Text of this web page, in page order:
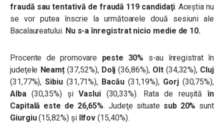
fraudă sau tentativă de fraudă 119 candidaţi. Aceştia nu
se vor putea înscrie la următoarele două sesiuni ale
Bacalaureatului. Nu s-a înregistrat nicio medie de 10.
Procente de promovare peste 30% s-au înregistrat în
judeţele Neamț(37,52%), Dolj (36,86%), Olt(34,32%), Cluj
(31,77%),Sibiu(31,71%), Bacău(31,19%), Gorj(30,75%),
Alba(30,35%) șiVaslui(30,33%). Rata de reușităîn
Capitală este de 26,65%. Judeţe situate sub 20% sunt
Giurgiu(15,82%) și Ilfov (15,40%).